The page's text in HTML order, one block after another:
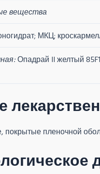
вещества
МКЦ;
Опадрай II желтый
покрытые пленочной